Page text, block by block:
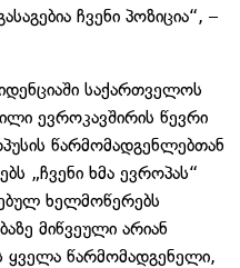
ჩვენი პოზიცია“, –
საქართველოს
ევროკავშირის წევრი
წარმომადგენლებთან
„ჩვენი ხმა ევროპას“
ხელმოწერებს
მიწვეული არიან
წარმომადგენელი,